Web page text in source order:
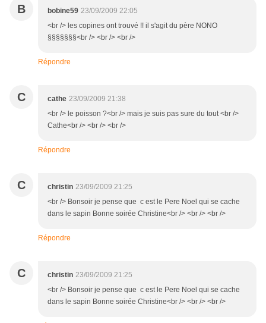
B bobine59 23/09/2009 22:05
<br /> les copines ont trouvé !! il s'agit du père NONO
§§§§§§§<br /> <br /> <br />
Répondre
C cathe 23/09/2009 21:38
<br /> le poisson ?<br /> mais je suis pas sure du tout <br />
Cathe<br /> <br /> <br />
Répondre
C christin 23/09/2009 21:25
<br /> Bonsoir je pense que c est le Pere Noel qui se cache
dans le sapin Bonne soirée Christine<br /> <br /> <br />
Répondre
C christin 23/09/2009 21:25
<br /> Bonsoir je pense que c est le Pere Noel qui se cache
dans le sapin Bonne soirée Christine<br /> <br /> <br />